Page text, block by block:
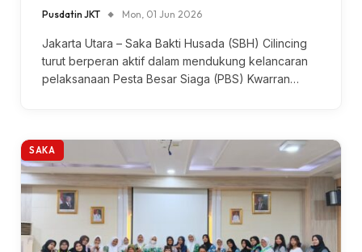
Pusdatin JKT Mon, 01 Jun 2026
Jakarta Utara – Saka Bakti Husada (SBH) Cilincing
turut berperan aktif dalam mendukung kelancaran
pelaksanaan Pesta Besar Siaga (PBS) Kwarran…
SAKA